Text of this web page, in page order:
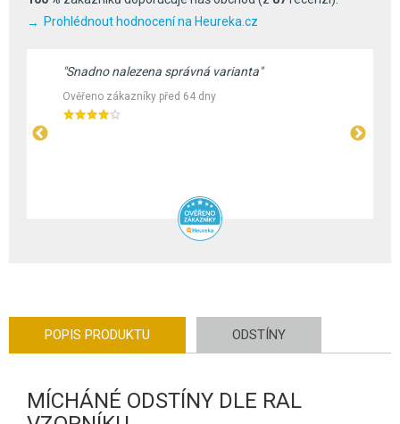
Prohlédnout hodnocení na Heureka.cz
"Snadno nalezena správná varianta"
Ověřeno zákazníky před 64 dny
POPIS PRODUKTU ODSTÍNY
MÍCHÁNÉ ODSTÍNY DLE RAL